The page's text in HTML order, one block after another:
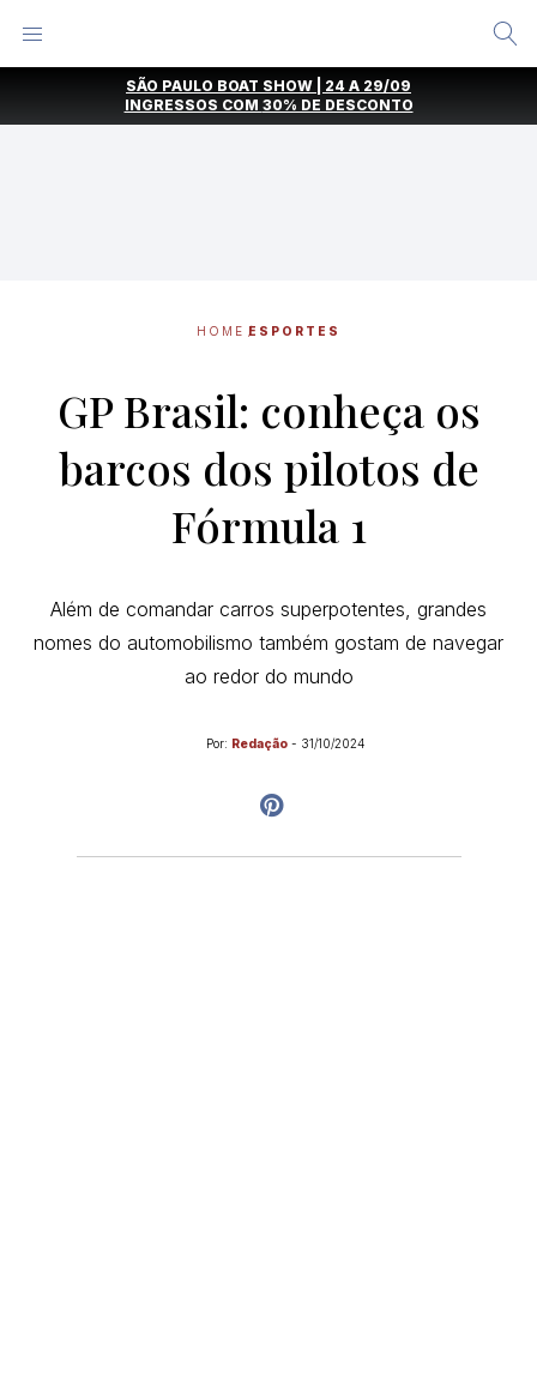
SÃO PAULO BOAT SHOW | 24 A 29/09
INGRESSOS COM 30% DE DESCONTO
HOME ESPORTES
GP Brasil: conheça os
barcos dos pilotos de
Fórmula 1
Além de comandar carros superpotentes, grandes
nomes do automobilismo também gostam de navegar
ao redor do mundo
Por: Redação - 31/10/2024